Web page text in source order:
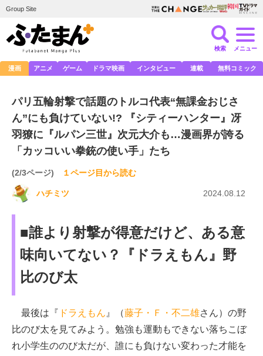
Group Site
検索 メニュー
漫画 アニメ ゲーム ドラマ映画 インタビュー 連載 無料コミック
パリ五輪射撃で話題のトルコ代表“無課金おじさ
ん”にも負けていない!? 『シティーハンター』冴
羽獠に『ルパン三世』次元大介も…漫画界が誇る
「カッコいい拳銃の使い手」たち
(2/3ページ) １ページ目から読む
ハチミツ 2024.08.12
■誰より射撃が得意だけど、ある意
味向いてない？『ドラえもん』野
比のび太
最後は『 ドラえもん 』（藤子・Ｆ・不二雄さん）の野
比のび太を見てみよう。勉強も運動もできない落ちこぼ
れ小学生ののび太だが、誰にも負けない変わった才能を